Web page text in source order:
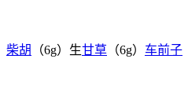
柴胡 （6g）生甘草 （6g） 车前子